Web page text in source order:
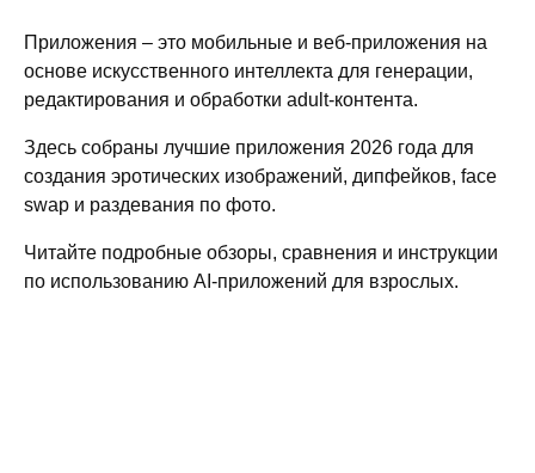
Приложения – это мобильные и веб-приложения на
основе искусственного интеллекта для генерации,
редактирования и обработки adult-контента.
Здесь собраны лучшие приложения 2026 года для
создания эротических изображений, дипфейков, face
swap и раздевания по фото.
Читайте подробные обзоры, сравнения и инструкции
по использованию AI-приложений для взрослых.